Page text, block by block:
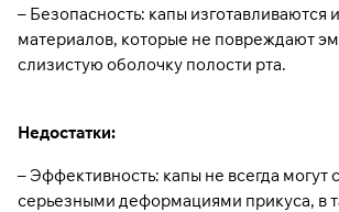
– Безопасность: капы изготавливаются
материалов, которые не повреждают
слизистую оболочку полости рта.
Недостатки:
– Эффективность: капы не всегда могут
серьезными деформациями прикуса, в